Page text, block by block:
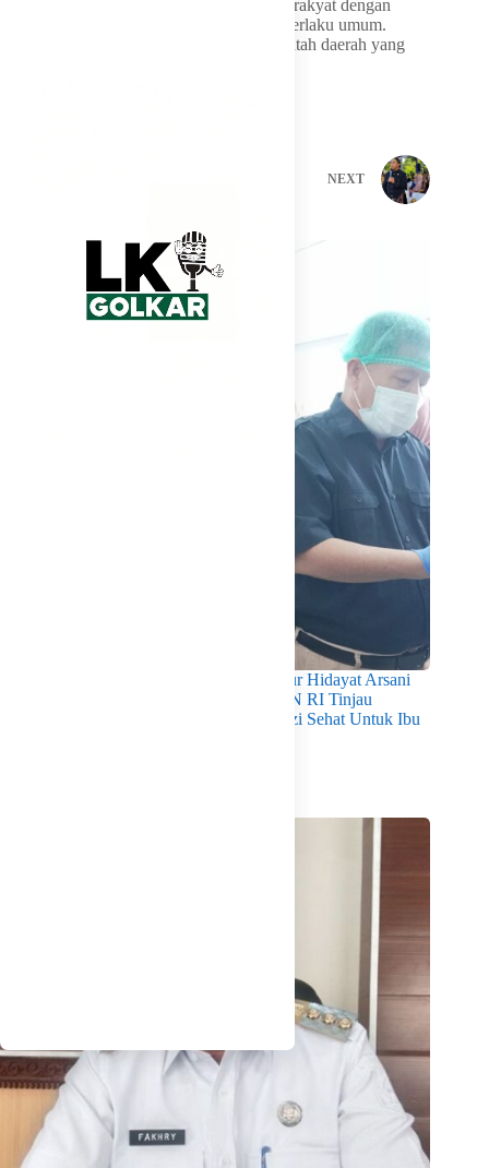
saat ini dilaksanakan secara langsung oleh rakyat dengan
berpedoman pada asas-asas pemilu yang berlaku umum.
Namun, tetap menghormati satuan pemerintah daerah yang
NEXT
Pastikan Kualitas Gizi Terpenuhi, Gubernur Hidayat Arsani
Dampingi Mendukbangga/Kepala BKKBN RI Tinjau
Layanan Program MBG 3B Wujudkan Gizi Sehat Untuk Ibu